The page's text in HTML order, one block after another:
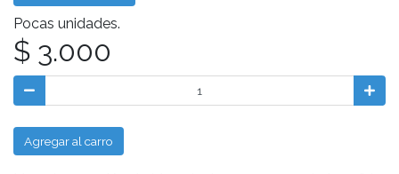
Pocas unidades.
$ 3.000
Agregar al carro